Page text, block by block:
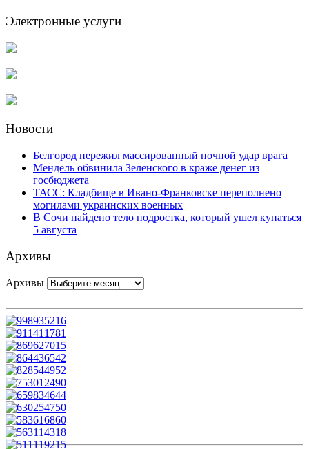
Электронные услуги
Новости
Белгород пережил массированный ночной удар врага
Мендель обвинила Зеленского в краже денег из
госбюджета
ТАСС: Кладбище в Ивано-Франковске переполнено
могилами украинских военных
В Сочи найдено тело подростка, который ушел купаться
5 августа
Архивы
Архивы